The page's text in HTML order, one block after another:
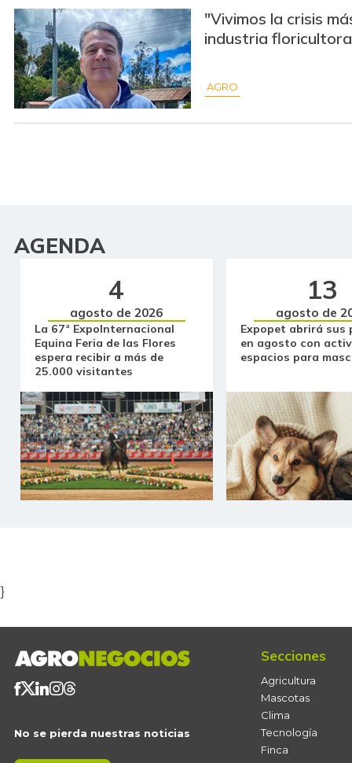
"Vivimos la crisis
industria
AGRO
AGENDA
4
agosto de 2026
La 67ª ExpoInternacional
Equina Feria de las Flores
espera recibir a más de
25.000 visitantes
13
agosto de
Expopet abrirá sus
en agosto con
espacios para
}
No se pierda nuestras noticias
Secciones
Agricultura
Mascotas
Clima
Tecnología
Finca